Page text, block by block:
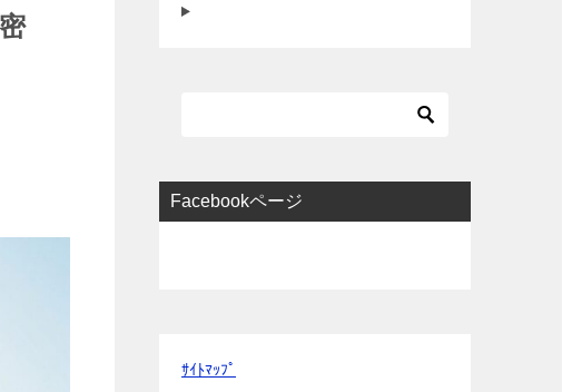
Facebookページ
ｻｲﾄﾏｯﾌﾟ